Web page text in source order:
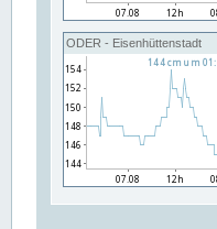
ODER - Eisenhüttenstadt